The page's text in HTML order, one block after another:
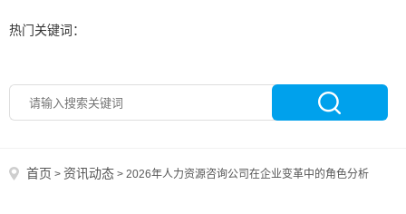
热门关键词：
首页 > 资讯动态 > 2026年人力资源咨询公司在企业变革中的角色分析